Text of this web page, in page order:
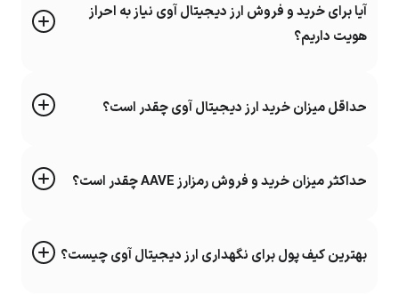
آیا برای خرید و فروش ارز دیجیتال آوی نیاز به احراز
هویت داریم؟
حداقل میزان خرید ارز دیجیتال آوی چقدر است؟
حداکثر میزان خرید و فروش رمزارز AAVE چقدر است؟
بهترین کیف پول برای نگهداری ارز دیجیتال آوی چیست؟